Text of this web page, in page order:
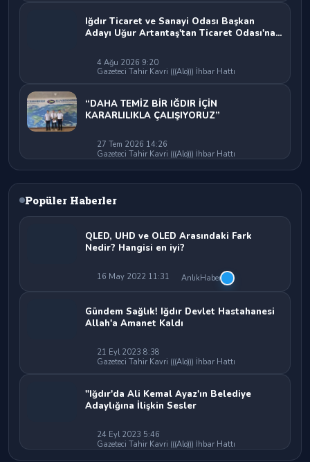
Iğdır Ticaret ve Sanayi Odası Başkan
Adayı Uğur Artantaş'tan Ticaret Odası'na
Bırakılamaz"
4 Ağu 2026 9:20
Gazeteci Tahir Kavri (((Alo))) İhbar Hattı
“DAHA TEMİZ BİR IĞDIR İÇİN
KARARLILIKLA ÇALIŞIYORUZ”
27 Tem 2026 14:26
Gazeteci Tahir Kavri (((Alo))) İhbar Hattı
Popüler Haberler
QLED, UHD ve OLED Arasındaki Fark
Nedir? Hangisi en iyi?
16 May 2022 11:31 AnlıkHaber
Gündem Sağlık! Iğdır Devlet Hastahanesi
Allah'a Amanet Kaldı
21 Eyl 2023 8:38
Gazeteci Tahir Kavri (((Alo))) İhbar Hattı
"Iğdır'da Ali Kemal Ayaz'ın Belediye
Adaylığına İlişkin Sesler
24 Eyl 2023 5:46
Gazeteci Tahir Kavri (((Alo))) İhbar Hattı